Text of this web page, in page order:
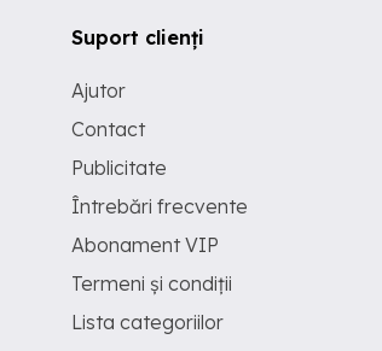
Suport clienți
Ajutor
Contact
Publicitate
Întrebări frecvente
Abonament VIP
Termeni și condiții
Lista categoriilor